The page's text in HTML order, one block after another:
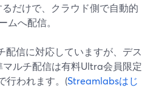
だけで、クラウド側で自動的
ムへ配信。
信に対応していますが、デス
ルチ配信は有料Ultra会員限定
行われます。(Streamlabsはじ